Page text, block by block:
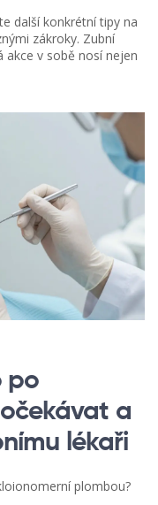
další konkrétní tipy na
zákroky. Zubní
akce v sobě nosí nejen
po
a
lékaři
plombou?